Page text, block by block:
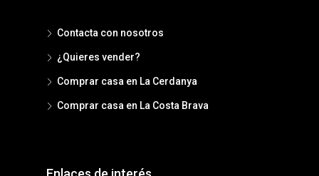
Contacta con nosotros
¿Quieres vender?
Comprar casa en La Cerdanya
Comprar casa en La Costa Brava